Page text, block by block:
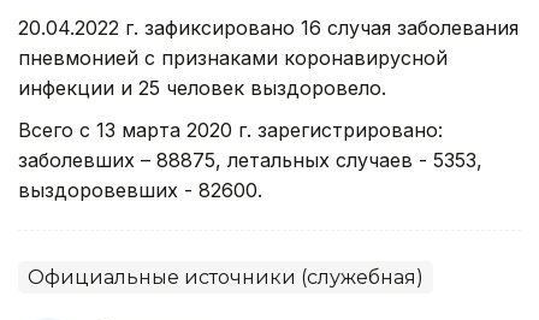
20.04.2022 г. зафиксировано 16 случая заболевания
пневмонией с признаками коронавирусной
инфекции и 25 человек выздоровело.
Всего с 13 марта 2020 г. зарегистрировано:
заболевших – 88875, летальных случаев - 5353,
выздоровевших - 82600.
Официальные источники (служебная)